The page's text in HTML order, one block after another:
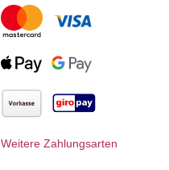
Weitere Zahlungsarten